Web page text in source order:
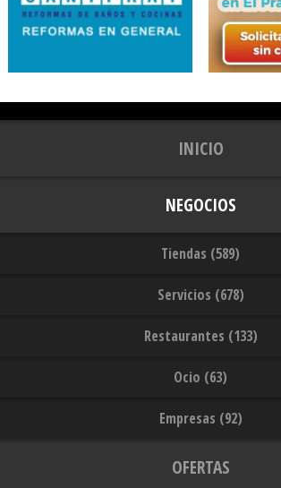
INICIO
NEGOCIOS
Tiendas (589)
Servicios (678)
Restaurantes (133)
Ocio (63)
Empresas (92)
OFERTAS